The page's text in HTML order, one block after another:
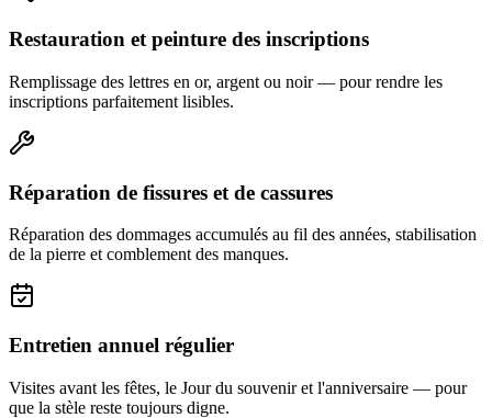
Restauration et peinture des inscriptions
Remplissage des lettres en or, argent ou noir — pour rendre les
inscriptions parfaitement lisibles.
Réparation de fissures et de cassures
Réparation des dommages accumulés au fil des années, stabilisation
de la pierre et comblement des manques.
Entretien annuel régulier
Visites avant les fêtes, le Jour du souvenir et l'anniversaire — pour
que la stèle reste toujours digne.